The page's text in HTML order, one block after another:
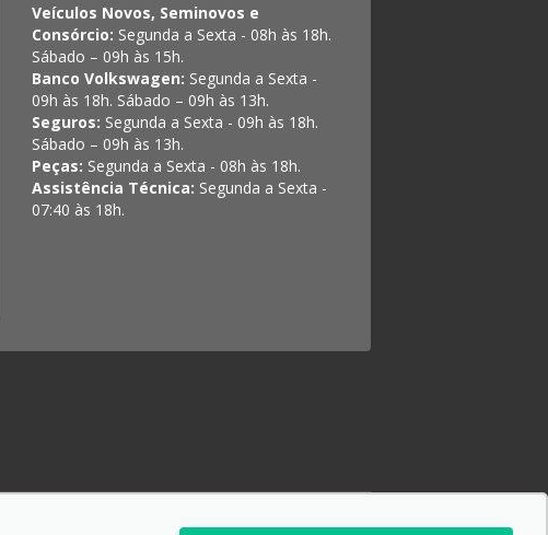
Veículos Novos, Seminovos e
Consórcio: Segunda a Sexta - 08h às 18h.
Sábado – 09h às 15h.
Banco Volkswagen: Segunda a Sexta -
09h às 18h. Sábado – 09h às 13h.
Seguros: Segunda a Sexta - 09h às 18h.
Sábado – 09h às 13h.
Peças: Segunda a Sexta - 08h às 18h.
Assistência Técnica: Segunda a Sexta -
07:40 às 18h.